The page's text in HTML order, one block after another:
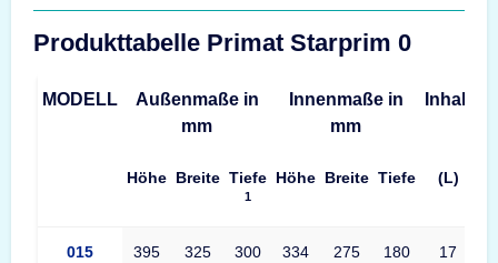
Produkttabelle Primat Starprim 0
MODELL
Außenmaße in
mm
Innenmaße in
mm
Inhalt
Höhe Breite Tiefe
1
Höhe Breite Tiefe (L)
015 395 325 300 334 275 180 17